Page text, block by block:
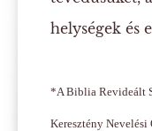
helységek és
*A Biblia Revideált
Keresztény Nevelési